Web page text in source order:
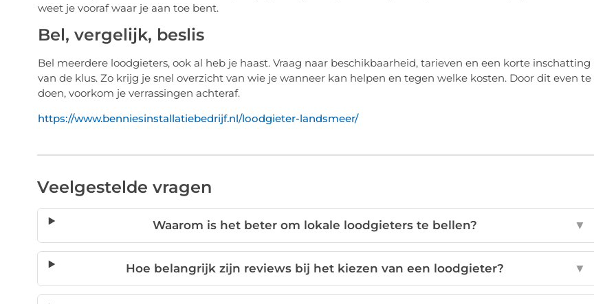
weet je vooraf waar je aan toe bent.
Bel, vergelijk, beslis
Bel meerdere loodgieters, ook al heb je haast. Vraag naar beschikbaarheid, tarieven en een korte inschatting
van de klus. Zo krijg je snel overzicht van wie je wanneer kan helpen en tegen welke kosten. Door dit even te
doen, voorkom je verrassingen achteraf.
https://www.benniesinstallatiebedrijf.nl/loodgieter-landsmeer/
Veelgestelde vragen
Waarom is het beter om lokale loodgieters te bellen? ▼
Hoe belangrijk zijn reviews bij het kiezen van een loodgieter? ▼